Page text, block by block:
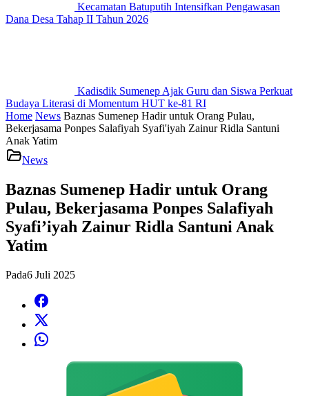
Kecamatan Batuputih Intensifkan Pengawasan
Dana Desa Tahap II Tahun 2026
Kadisdik Sumenep Ajak Guru dan Siswa Perkuat
Budaya Literasi di Momentum HUT ke-81 RI
Home News Baznas Sumenep Hadir untuk Orang Pulau,
Bekerjasama Ponpes Salafiyah Syafi'iyah Zainur Ridla Santuni
Anak Yatim
News
Baznas Sumenep Hadir untuk Orang
Pulau, Bekerjasama Ponpes Salafiyah
Syafi’iyah Zainur Ridla Santuni Anak
Yatim
Pada6 Juli 2025